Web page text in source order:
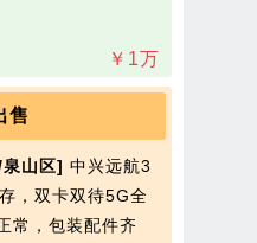
￥ 1万
售
山区] 中兴远航3
，双卡双待5​‌‌G全
常，包装配件齐